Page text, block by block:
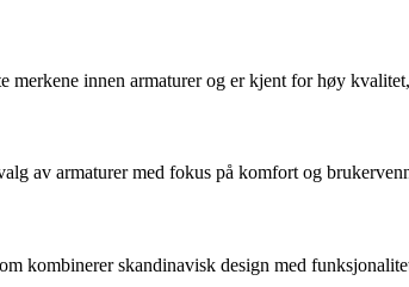
merkene innen armaturer og er kjent for høy
av armaturer med fokus på komfort og
kombinerer skandinavisk design med